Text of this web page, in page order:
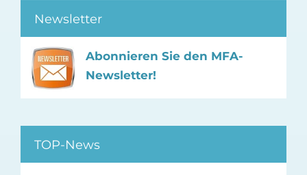
Newsletter
Abonnieren Sie den MFA-
Newsletter!
TOP-News